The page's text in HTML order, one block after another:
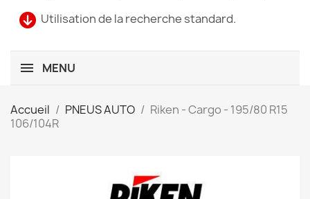
Utilisation de la recherche standard.
MENU
Accueil PNEUS AUTO
Riken - Cargo - 195/80 R15
106/104R